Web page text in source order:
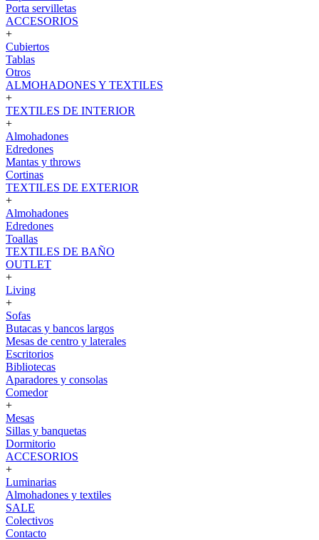
Porta servilletas
ACCESORIOS
+
Cubiertos
Tablas
Otros
ALMOHADONES Y TEXTILES
+
TEXTILES DE INTERIOR
+
Almohadones
Edredones
Mantas y throws
Cortinas
TEXTILES DE EXTERIOR
+
Almohadones
Edredones
Toallas
TEXTILES DE BAÑO
OUTLET
+
Living
+
Sofas
Butacas y bancos largos
Mesas de centro y laterales
Escritorios
Bibliotecas
Aparadores y consolas
Comedor
+
Mesas
Sillas y banquetas
Dormitorio
ACCESORIOS
+
Luminarias
Almohadones y textiles
SALE
Colectivos
Contacto